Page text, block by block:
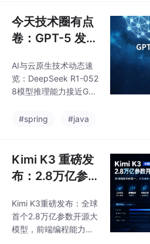
技术，支持100万token
上下文窗口。在编程基
准测试中表现突出，特
名第一。虽然整体性能
略逊于Claude Fable 5
和GPT-5.6 Sol，但在
发、芯片设计等方面展
今天技术圈有点
卷：GPT-5 发
来了、Spring
也更新了
AI与云原生技术动态速
览：DeepSeek R1-052
8模型推理能力接近GPT
参数GPT-5多模态模
Spring Cloud 2025.0.
0发布，全面兼容Sprin
g Boot 3.5.0。云原生
3带来Job SuccessPoli
cy等增强功能，Docker
v28.2.2优化
#spring #java
Kimi K3 重磅发
布：2.8万亿参
端编程全球第
一，正面硬刚 Cl
Kimi K3重磅发布：全球
首个2.8万亿参数开源大
模型，前端编程能力登